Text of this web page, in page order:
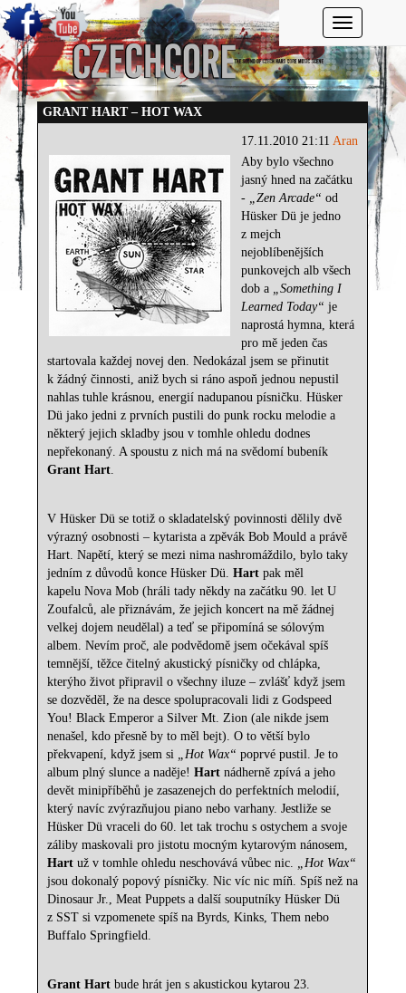
Toggle
GRANT HART – HOT WAX
17.11.2010 21:11Aran
Aby bylo všechno
jasný hned na začátku
- „Zen Arcade“ od
Hüsker Dü je jedno
z mejch
nejoblíbenějších
punkovejch alb všech
dob a „Something I
Learned Today“ je
naprostá hymna, která
pro mě jeden čas
startovala každej novej den. Nedokázal jsem se přinutit
k žádný činnosti, aniž bych si ráno aspoň jednou nepustil
nahlas tuhle krásnou, energií nadupanou písničku. Hüsker
Dü jako jedni z prvních pustili do punk rocku melodie a
některý jejich skladby jsou v tomhle ohledu dodnes
nepřekonaný. A spoustu z nich má na svědomí bubeník
Grant Hart.
V Hüsker Dü se totiž o skladatelský povinnosti dělily dvě
výrazný osobnosti – kytarista a zpěvák Bob Mould a právě
Hart. Napětí, který se mezi nima nashromáždilo, bylo taky
jedním z důvodů konce Hüsker Dü.Hart pak měl
kapelu Nova Mob (hráli tady někdy na začátku 90. let U
Zoufalců, ale přiznávám, že jejich koncert na mě žádnej
velkej dojem neudělal) a teď se připomíná se sólovým
albem. Nevím proč, ale podvědomě jsem očekával spíš
temnější, těžce čitelný akustický písničky od chlápka,
kterýho život připravil o všechny iluze – zvlášť když jsem
se dozvěděl, že na desce spolupracovali lidi z Godspeed
You! Black Emperor a Silver Mt. Zion (ale nikde jsem
nenašel, kdo přesně by to měl bejt). O to větší bylo
překvapení, když jsem si „Hot Wax“ poprvé pustil. Je to
album plný slunce a naděje!Hart nádherně zpívá a jeho
devět minipříběhů je zasazenejch do perfektních melodií,
který navíc zvýrazňujou piano nebo varhany. Jestliže se
Hüsker Dü vraceli do 60. let tak trochu s ostychem a svoje
záliby maskovali pro jistotu mocným kytarovým nánosem,
Hart už v tomhle ohledu neschovává vůbec nic. „Hot Wax“
jsou dokonalý popový písničky. Nic víc nic míň. Spíš než na
Dinosaur Jr., Meat Puppets a další souputníky Hüsker Dü
z SST si vzpomenete spíš na Byrds, Kinks, Them nebo
Buffalo Springfield.
Grant Hart bude hrát jen s akustickou kytarou 23.